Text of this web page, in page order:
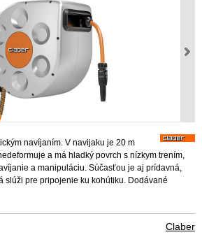
navíjaním. V navijaku je 20 m
a má hladký povrch s nízkym trením,
a manipuláciu. Súčasťou je aj prídavná,
slúži pre pripojenie ku kohútiku. Dodávané
Claber